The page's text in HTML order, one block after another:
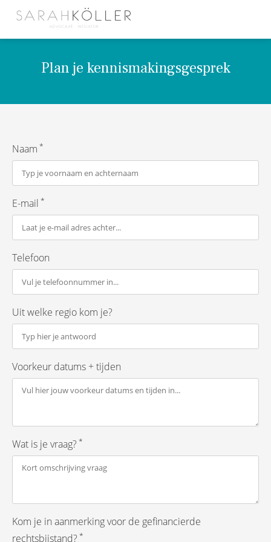
Plan je kennismakingsgesprek
Naam *
E-mail *
Telefoon
Uit welke regio kom je?
Voorkeur datums + tijden
Wat is je vraag? *
Kom je in aanmerking voor de gefinancierde
rechtsbijstand? *